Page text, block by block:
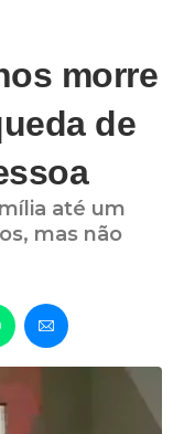
morre
de
até um
mas não